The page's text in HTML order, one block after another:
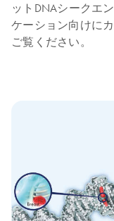
ットDNAシークエ
ケーション向けに
ご覧ください。